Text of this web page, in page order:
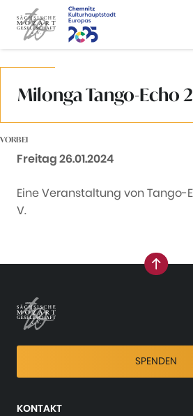
Milonga Tango-Echo
VORBEI
Datum:
Freitag 26.01.2024
Eine Veranstaltung von Tango-
V.
SPENDEN
KONTAKT